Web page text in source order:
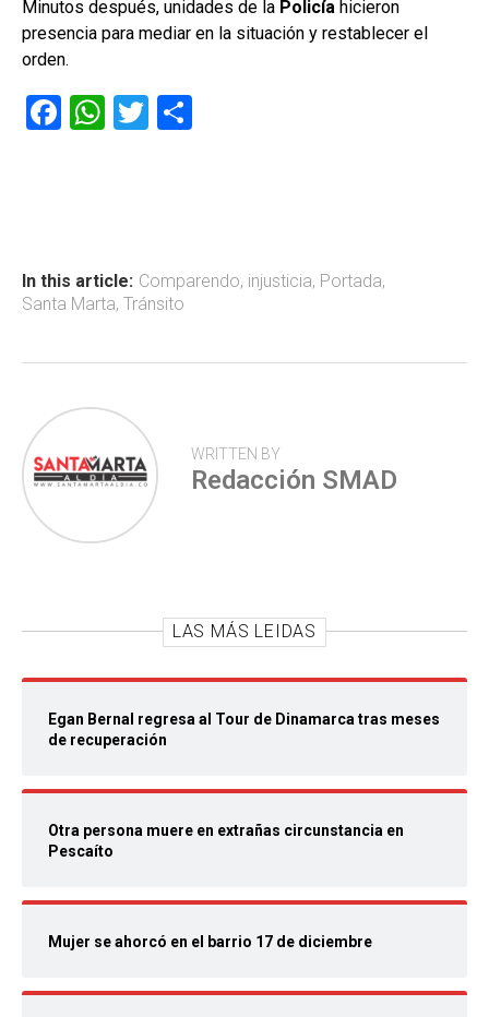
Minutos después, unidades de la Policía hicieron
presencia para mediar en la situación y restablecer el
orden.
F
ok
W
p
p
T
tir
In this article: Comparendo, injusticia, Portada,
Santa Marta, Tránsito
WRITTEN BY
Redacción SMAD
LAS MÁS LEIDAS
Egan Bernal regresa al Tour de Dinamarca tras meses
de recuperación
Otra persona muere en extrañas circunstancia en
Pescaíto
Mujer se ahorcó en el barrio 17 de diciembre